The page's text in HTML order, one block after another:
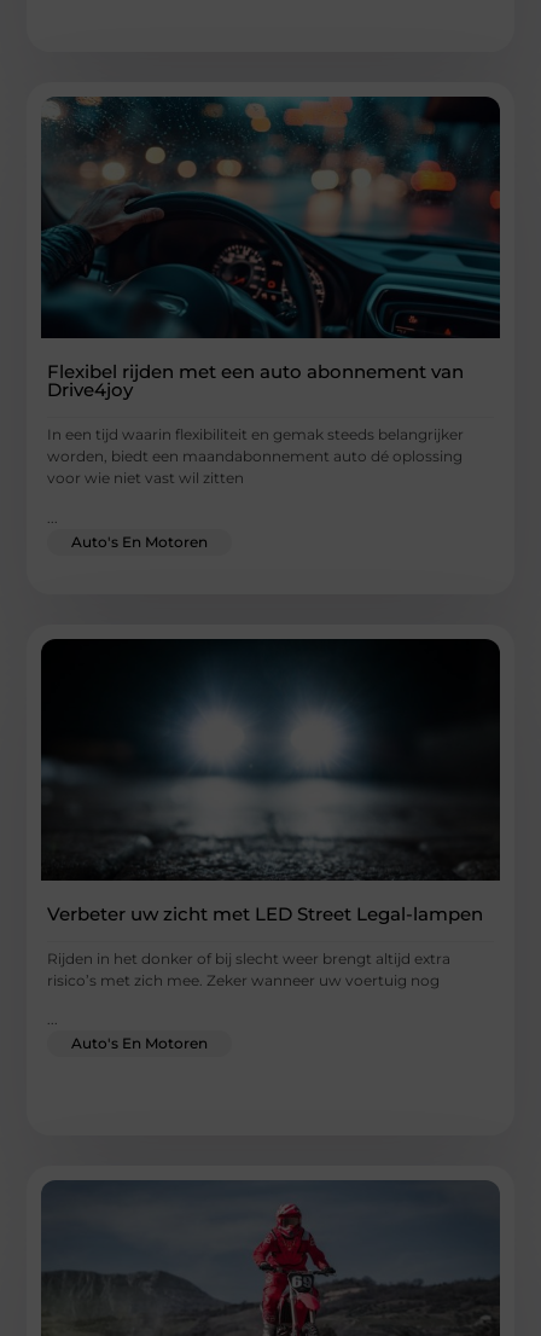
Flexibel rijden met een auto abonnement van
Drive4joy
In een tijd waarin flexibiliteit en gemak steeds belangrijker
worden, biedt een maandabonnement auto dé oplossing
voor wie niet vast wil zitten
Auto's En Motoren
Verbeter uw zicht met LED Street Legal-lampen
Rijden in het donker of bij slecht weer brengt altijd extra
risico’s met zich mee. Zeker wanneer uw voertuig nog
...
Auto's En Motoren